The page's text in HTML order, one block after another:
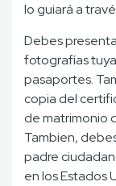
lo guiará a
Debes
fotografías
pasaportes.
copia del
de matrimonio
Tambien,
padre
en los Estados